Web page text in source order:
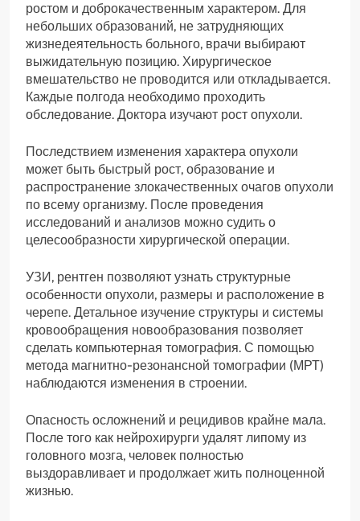
ростом и доброкачественным характером. Для
небольших образований, не затрудняющих
жизнедеятельность больного, врачи выбирают
выжидательную позицию. Хирургическое
вмешательство не проводится или откладывается.
Каждые полгода необходимо проходить
обследование. Доктора изучают рост опухоли.
Последствием изменения характера опухоли
может быть быстрый рост, образование и
распространение злокачественных очагов опухоли
по всему организму. После проведения
исследований и анализов можно судить о
целесообразности хирургической операции.
УЗИ, рентген позволяют узнать структурные
особенности опухоли, размеры и расположение в
черепе. Детальное изучение структуры и системы
кровообращения новообразования позволяет
сделать компьютерная томография. С помощью
метода магнитно-резонансной томографии (МРТ)
наблюдаются изменения в строении.
Опасность осложнений и рецидивов крайне мала.
После того как нейрохирурги удалят липому из
головного мозга, человек полностью
выздоравливает и продолжает жить полноценной
жизнью.